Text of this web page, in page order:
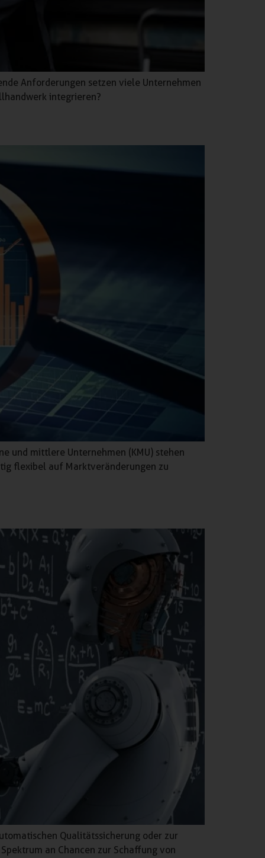
Anforderungen setzen viele Unternehmen
integrieren?
und mittlere Unternehmen (KMU) stehen
flexibel auf Marktveränderungen zu
Qualitätssicherung oder zur
an Chancen zur Schaffung von